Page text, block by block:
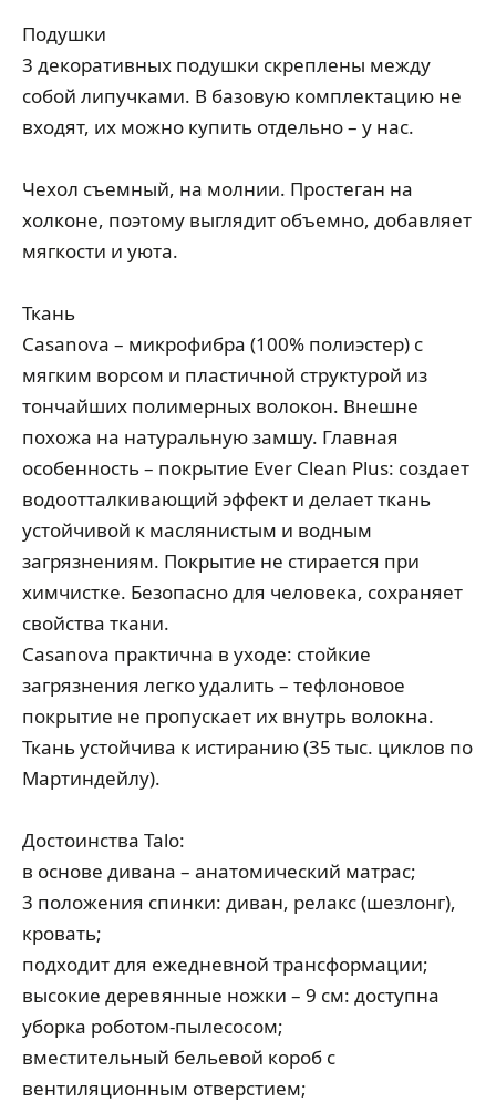
Подушки
3 декоративных подушки скреплены между
собой липучками. В базовую комплектацию не
входят, их можно купить отдельно – у нас.
Чехол съемный, на молнии. Простеган на
холконе, поэтому выглядит объемно, добавляет
мягкости и уюта.
Ткань
Casanova – микрофибра (100% полиэстер) с
мягким ворсом и пластичной структурой из
тончайших полимерных волокон. Внешне
похожа на натуральную замшу. Главная
особенность – покрытие Ever Clean Plus: создает
водоотталкивающий эффект и делает ткань
устойчивой к маслянистым и водным
загрязнениям. Покрытие не стирается при
химчистке. Безопасно для человека, сохраняет
свойства ткани.
Casanova практична в уходе: стойкие
загрязнения легко удалить – тефлоновое
покрытие не пропускает их внутрь волокна.
Ткань устойчива к истиранию (35 тыс. циклов по
Мартиндейлу).
Достоинства Talo:
в основе дивана – анатомический матрас;
3 положения спинки: диван, релакс (шезлонг),
кровать;
подходит для ежедневной трансформации;
высокие деревянные ножки – 9 см: доступна
уборка роботом-пылесосом;
вместительный бельевой короб с
вентиляционным отверстием;